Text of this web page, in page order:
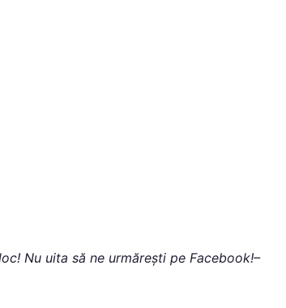
Nu uita să ne urmărești pe Facebook!–